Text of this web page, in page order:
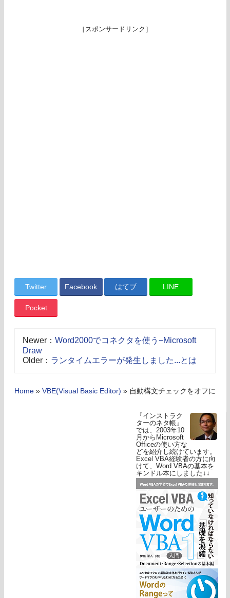
［スポンサードリンク］
Twitter Facebook はてブ LINE
Pocket
Newer： Word2000でコネクタを使う−Microsoft
Draw
Older： ランタイムエラーが発生しました...とは
Home » VBE(Visual Basic Editor) » 自動構文チェックをオフに
『インストラク
ターのネタ帳』
では、2003年10
月からMicrosoft
Officeの使い方な
どを紹介し続けています。
Excel VBA経験者の方に向
けて、Word VBAの基本を
キンドル本にしました↓↓